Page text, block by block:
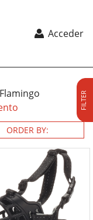
Acceder
Flamingo
FILTER